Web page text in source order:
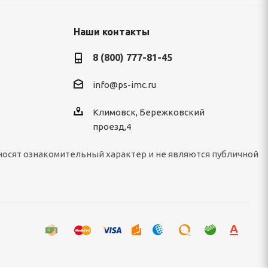
Наши контакты
8 (800) 777-81-45
info@ps-imc.ru
Климовск, Бережковский
проезд,4
ознакомительный характер и не являются публичной